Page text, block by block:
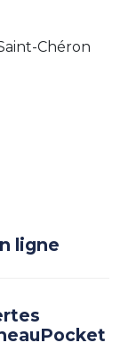
Chéron
ligne